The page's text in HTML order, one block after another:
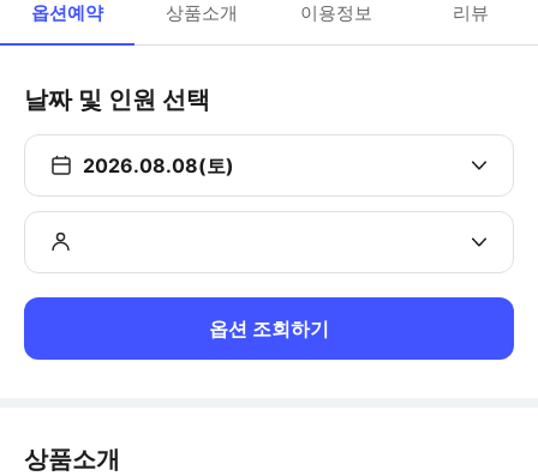
옵션예약 상품소개 이용정보 리뷰
날짜 및 인원 선택
2026.08.08(토)
옵션 조회하기
상품소개